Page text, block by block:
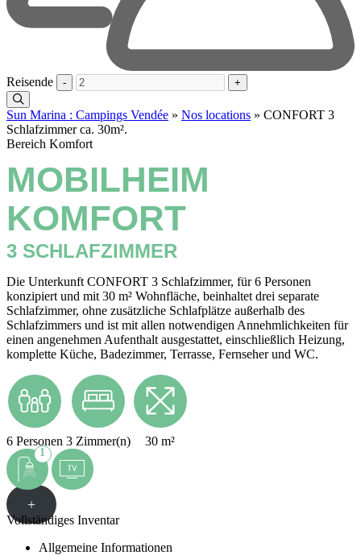
Reisende - +
Sun Marina : Campings Vendée » Nos locations » CONFORT 3
Schlafzimmer ca. 30m².
Bereich Komfort
MOBILHEIM
KOMFORT
3 SCHLAFZIMMER
Die Unterkunft CONFORT 3 Schlafzimmer, für 6 Personen
konzipiert und mit 30 m² Wohnfläche, beinhaltet drei separate
Schlafzimmer, ohne zusätzliche Schlafplätze außerhalb des
Schlafzimmers und ist mit allen notwendigen Annehmlichkeiten für
einen angenehmen Aufenthalt ausgestattet, einschließlich Heizung,
komplette Küche, Badezimmer, Terrasse, Fernseher und WC.
6 Personen 3 Zimmer(n) 30 m²
1
+
Vollständiges Inventar
Allgemeine Informationen